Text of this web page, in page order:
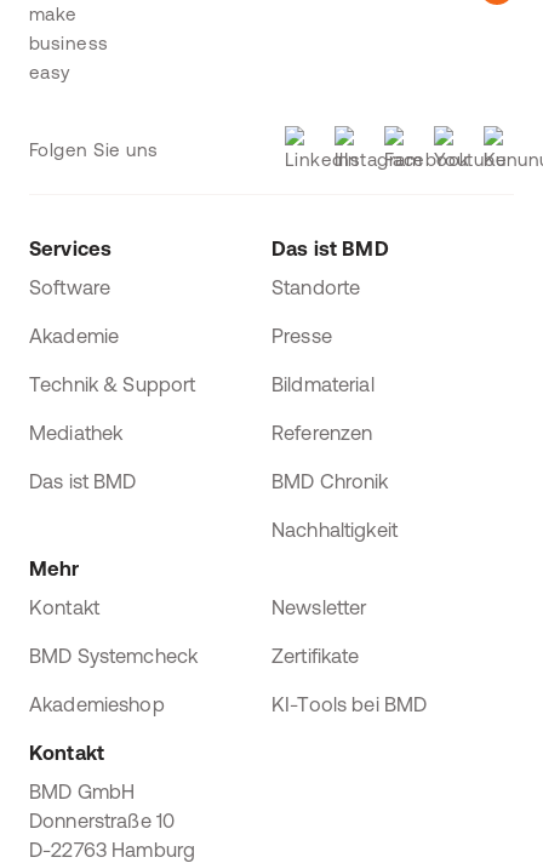
Folgen Sie uns
Services
Software
Akademie
Technik & Support
Mediathek
Das ist BMD
Das ist BMD
Standorte
Presse
Bildmaterial
Referenzen
BMD Chronik
Nachhaltigkeit
Mehr
Kontakt
Newsletter
BMD Systemcheck Zertifikate
Akademieshop KI-Tools bei BMD
Kontakt
BMD GmbH
Donnerstraße 10
D-22763 Hamburg